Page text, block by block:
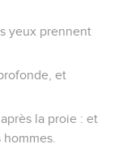
yeux prennent
et
la proie : et